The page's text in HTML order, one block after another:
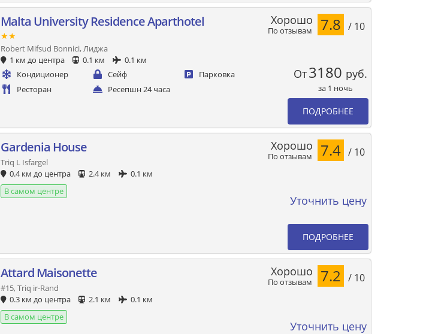
Malta University Residence Aparthotel
★★
Robert Mifsud Bonnici, Лиджа
1 км до центра
0.1 км
0.1 км
Кондиционер
Сейф
Парковка
Ресторан
Ресепшн 24 часа
По отзывам
Хорошо 7.8 / 10
От3180 руб.
за 1 ночь
ПОДРОБНЕЕ
Gardenia House
Triq L Isfargel
0.4 км до центра
2.4 км
0.1 км
В самом центре
По отзывам
Хорошо 7.4 / 10
Уточнить цену
ПОДРОБНЕЕ
Attard Maisonette
#15, Triq ir-Rand
0.3 км до центра
2.1 км
0.1 км
В самом центре
По отзывам
Хорошо 7.2 / 10
Уточнить цену